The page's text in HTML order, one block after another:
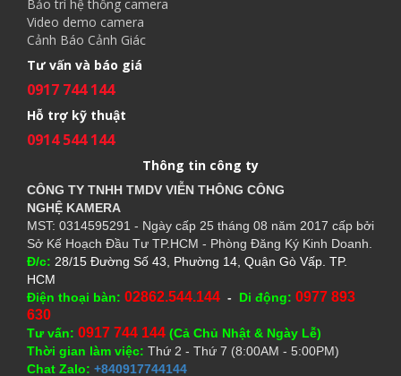
Bảo trì hệ thống camera
Video demo camera
Cảnh Báo Cảnh Giác
Tư vấn và báo giá
0917 744 144
Hỗ trợ kỹ thuật
0914 544 144
Thông tin công ty
CÔNG TY TNHH TMDV VIỄN THÔNG CÔNG
NGHỆ KAMERA
MST: 0314595291 - Ngày cấp 25 tháng 08 năm 2017 cấp bởi
Sở Kế Hoạch Đầu Tư TP.HCM - Phòng Đăng Ký Kinh Doanh.
Đ/c: 28/15 Đường Số 43, Phường 14, Quận Gò Vấp. TP.
HCM
Điện thoại bàn: 02862.544.144 - Di động: 0977 893
630
Tư vấn: 0917 744 144 (Cả Chủ Nhật & Ngày Lễ)
Thời gian làm việc: Thứ 2 - Thứ 7 (8:00AM - 5:00PM)
Chat Zalo: +840917744144